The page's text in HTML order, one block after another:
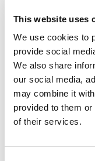
This website uses
We use cookies to
provide social
We also share
our social media,
may combine it
provided to them
of their services.
2026年柏
航空航天